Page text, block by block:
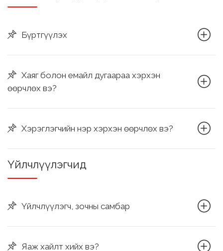
Бүртгүүлэх
Хаяг болон емайл дугаараа хэрхэн
өөрчлөх вэ?
Хэрэглэгчийн нэр хэрхэн өөрчлөх вэ?
Үйлчлүүлэгчид
Үйлчлүүлэгч, зочны самбар
Яаж хайлт хийх вэ?